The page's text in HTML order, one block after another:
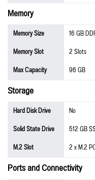
Memory
Memory Size
16 GB
Memory Slot
2 Slots
Max Capacity
96 GB
Storage
Hard Disk Drive
No
Solid State Drive
512 GB
M.2 Slot
2 x M.2
Ports and Connectivity